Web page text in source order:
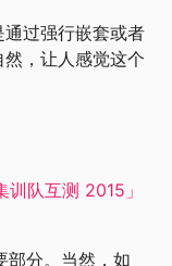
过强行嵌套或者
，让人感觉这个
训队互测 2015」
部分。当然，如